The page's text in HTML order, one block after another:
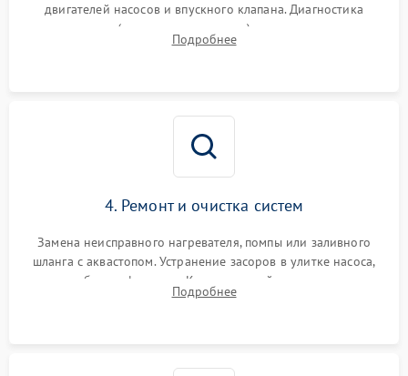
двигателей насосов и впускного клапана. Диагностика
прессостата (датчика уровня воды), датчика мутности,
концевика дверцы и электронного модуля управления.
Подробнее
4. Ремонт и очистка систем
Замена неисправного нагревателя, помпы или заливного
шланга с аквастопом. Устранение засоров в улитке насоса,
патрубках и фильтрах. Компонентный ремонт платы
управления, восстановление поврежденной проводки.
Подробнее